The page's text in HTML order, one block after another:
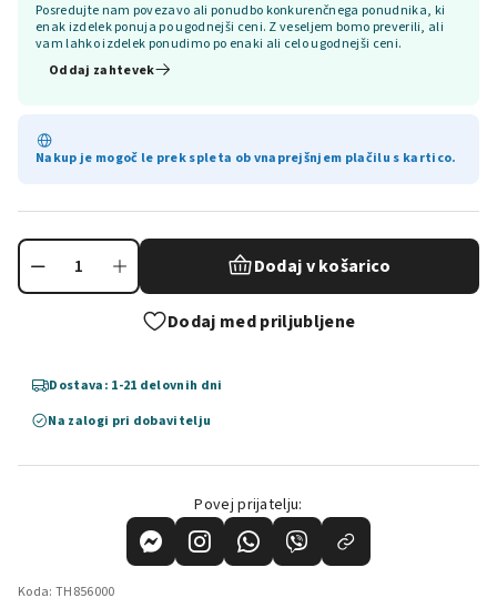
Posredujte nam povezavo ali ponudbo konkurenčnega ponudnika, ki
enak izdelek ponuja po ugodnejši ceni. Z veseljem bomo preverili, ali
vam lahko izdelek ponudimo po enaki ali celo ugodnejši ceni.
Oddaj zahtevek
Nakup je mogoč le prek spleta ob vnaprejšnjem plačilu s kartico.
Dodaj v košarico
Dodaj med priljubljene
Dostava: 1-21 delovnih dni
Na zalogi pri dobavitelju
Povej prijatelju:
Koda: TH856000